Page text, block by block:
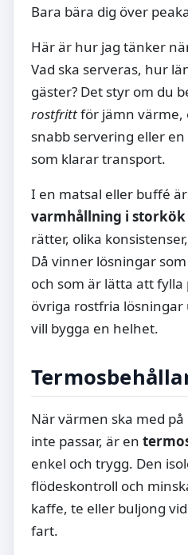
Bara bära dig över
Här är hur jag tänker
Vad ska serveras, hur
gäster? Det styr om du
rostfrittför jämn värme,
snabb servering eller
som klarar transport.
I en matsal eller buffé
varmhållning i storkök
rätter, olika
Då vinner lösningar
och som är lätta att fylla
övriga rostfria lösningar
vill bygga en helhet.
När värmen ska med
inte passar, är en
enkel och trygg. Den
flödeskontroll och
kaffe, te eller buljong
fart.